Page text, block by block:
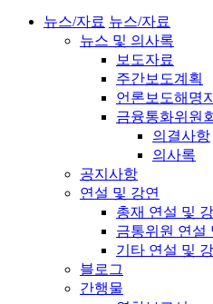
뉴스/자료 뉴스/자료
뉴스 및 의사록
보도자료
주간보도계획
언론보도해명
금융통화위원
의결사항
의사록
공지사항
연설 및 강연
총재 연설 및
금통위원 연설
기타 연설 및
블로그
간행물